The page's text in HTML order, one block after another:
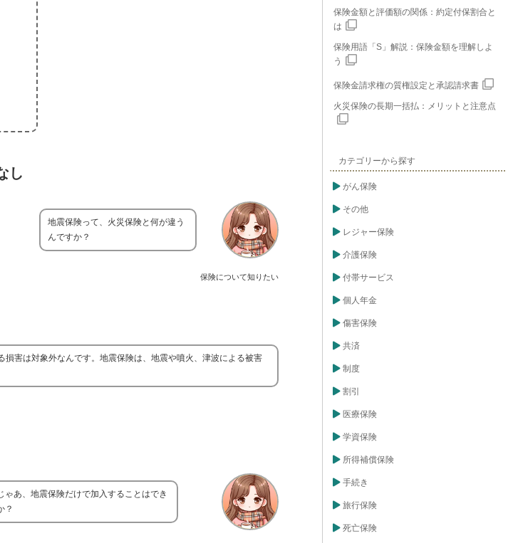
し
保険について知りたい
地震保険って、火災保険と何が違う
んですか？
害は対象外なんです。地震保険は、地震や噴火、津波による被害
ゃあ、地震保険だけで加入することはでき
？
保険金額と評価額の関係：約定付保割合と
は
保険用語「S」解説：保険金額を理解しよ
う
保険金請求権の質権設定と承認請求書
火災保険の長期一括払：メリットと注意点
カテゴリーから探す
がん保険
その他
レジャー保険
介護保険
付帯サービス
個人年金
傷害保険
共済
制度
割引
医療保険
学資保険
所得補償保険
手続き
旅行保険
死亡保険